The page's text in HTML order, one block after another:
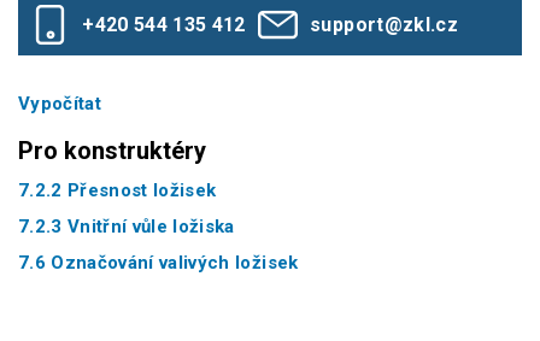
+420 544 135 412 support@zkl.cz
Vypočítat
Pro konstruktéry
7.2.2 Přesnost ložisek
7.2.3 Vnitřní vůle ložiska
7.6 Označování valivých ložisek